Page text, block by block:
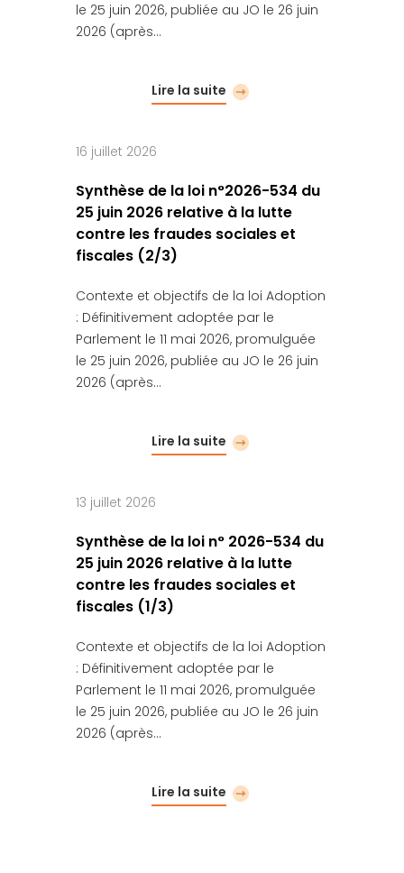
le 25 juin 2026, publiée au JO le 26 juin
2026 (après…
Lire la suite
16 juillet 2026
Synthèse de la loi n°2026-534 du
25 juin 2026 relative à la lutte
contre les fraudes sociales et
fiscales (2/3)
Contexte et objectifs de la loi Adoption
: Définitivement adoptée par le
Parlement le 11 mai 2026, promulguée
le 25 juin 2026, publiée au JO le 26 juin
2026 (après…
Lire la suite
13 juillet 2026
Synthèse de la loi n° 2026-534 du
25 juin 2026 relative à la lutte
contre les fraudes sociales et
fiscales (1/3)
Contexte et objectifs de la loi Adoption
: Définitivement adoptée par le
Parlement le 11 mai 2026, promulguée
le 25 juin 2026, publiée au JO le 26 juin
2026 (après…
Lire la suite